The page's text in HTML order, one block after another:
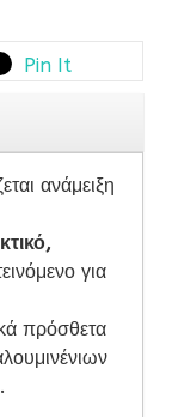
Pin It
ανάμειξη
για
πρόσθετα